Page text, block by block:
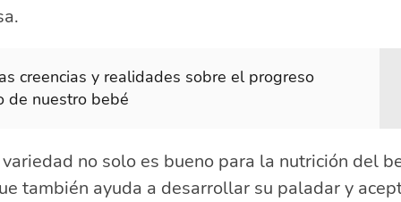
creencias y realidades sobre el progreso
de nuestro bebé
no solo es bueno para la nutrición del
también ayuda a desarrollar su paladar y